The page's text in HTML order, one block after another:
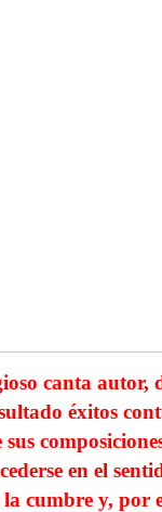
canta
éxitos
en el
cumbre y, por